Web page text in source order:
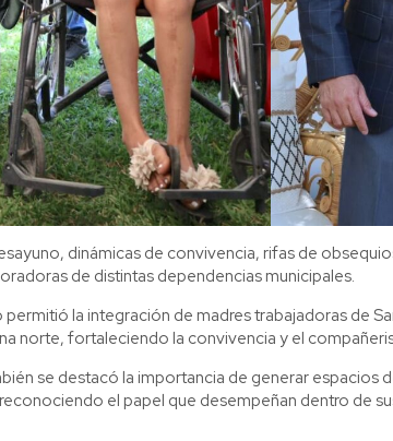
dinámicas de convivencia, rifas de
de distintas dependencias municipales.
la integración de madres trabajadoras de
norte, fortaleciendo la convivencia y el
se destacó la importancia de generar espacios
el papel que desempeñan dentro de